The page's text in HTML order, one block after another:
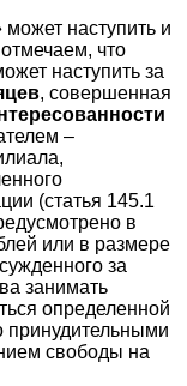
может наступить и
что
наступить за
, совершенная
–
(статья 145.1
в
или в размере
за
занимать
определенной
принудительными
свободы на